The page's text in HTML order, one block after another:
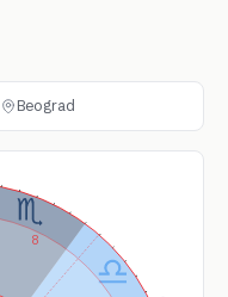
Beograd
8